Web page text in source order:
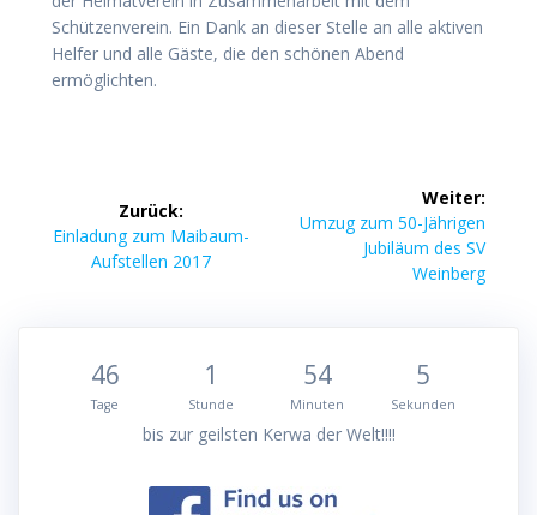
Schützenverein. Ein Dank an dieser Stelle an alle aktiven
Helfer und alle Gäste, die den schönen Abend
ermöglichten.
Zurück:
Vorheriger
Beitrag:
Einladung zum Maibaum-
Aufstellen 2017
Weiter:
Nächster
Umzug zum 50-Jährigen
Jubiläum des SV
Weinberg
46
Tage
1
Stunde
54
Minuten
5
Sekunden
bis zur geilsten Kerwa der Welt!!!!